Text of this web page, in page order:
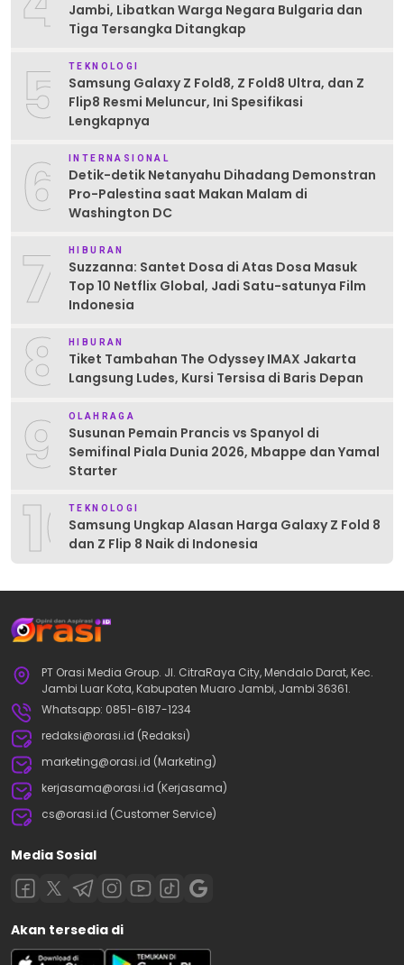
Jambi, Libatkan Warga Negara Bulgaria dan
Tiga Tersangka Ditangkap
5 TEKNOLOGI
Samsung Galaxy Z Fold8, Z Fold8 Ultra, dan Z
Flip8 Resmi Meluncur, Ini Spesifikasi
Lengkapnya
6 INTERNASIONAL
Detik-detik Netanyahu Dihadang Demonstran
Pro-Palestina saat Makan Malam di
Washington DC
7 HIBURAN
Suzzanna: Santet Dosa di Atas Dosa Masuk
Top 10 Netflix Global, Jadi Satu-satunya Film
Indonesia
8 HIBURAN
Tiket Tambahan The Odyssey IMAX Jakarta
Langsung Ludes, Kursi Tersisa di Baris Depan
9 OLAHRAGA
Susunan Pemain Prancis vs Spanyol di
Semifinal Piala Dunia 2026, Mbappe dan Yamal
Starter
10TEKNOLOGI
Samsung Ungkap Alasan Harga Galaxy Z Fold 8
dan Z Flip 8 Naik di Indonesia
PT Orasi Media Group. Jl. CitraRaya City, Mendalo Darat, Kec.
Jambi Luar Kota, Kabupaten Muaro Jambi, Jambi 36361.
Whatsapp: 0851-6187-1234
redaksi@orasi.id (Redaksi)
marketing@orasi.id (Marketing)
kerjasama@orasi.id (Kerjasama)
cs@orasi.id (Customer Service)
Media Sosial
Akan tersedia di